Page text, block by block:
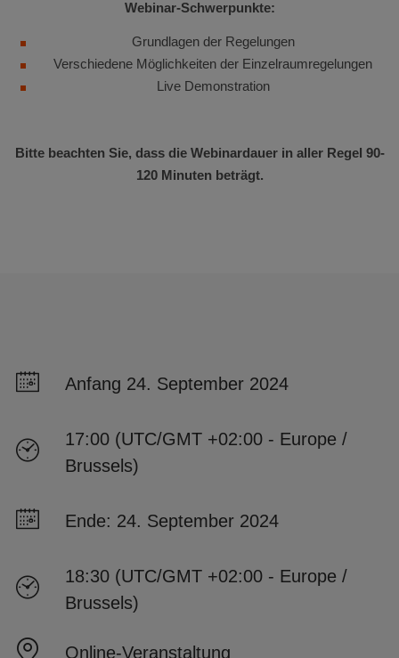
Webinar-Schwerpunkte:
Grundlagen der Regelungen
Verschiedene Möglichkeiten der Einzelraumregelungen
Live Demonstration
Bitte beachten Sie, dass die Webinardauer in aller Regel 90-
120 Minuten beträgt.
Anfang 24. September 2024
17:00 (UTC/GMT +02:00 - Europe /
Brussels)
Ende: 24. September 2024
18:30 (UTC/GMT +02:00 - Europe /
Brussels)
Online-Veranstaltung